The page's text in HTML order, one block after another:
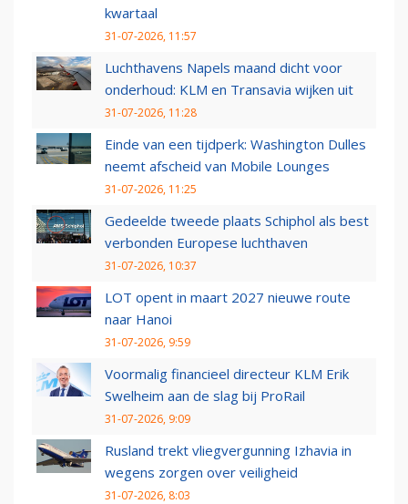
kwartaal
31-07-2026, 11:57
Luchthavens Napels maand dicht voor
onderhoud: KLM en Transavia wijken uit
31-07-2026, 11:28
Einde van een tijdperk: Washington Dulles
neemt afscheid van Mobile Lounges
31-07-2026, 11:25
Gedeelde tweede plaats Schiphol als best
verbonden Europese luchthaven
31-07-2026, 10:37
LOT opent in maart 2027 nieuwe route
naar Hanoi
31-07-2026, 9:59
Voormalig financieel directeur KLM Erik
Swelheim aan de slag bij ProRail
31-07-2026, 9:09
Rusland trekt vliegvergunning Izhavia in
wegens zorgen over veiligheid
31-07-2026, 8:03